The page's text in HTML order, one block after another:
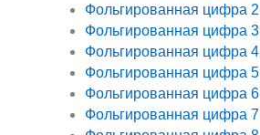
Фольгированная цифра 2
Фольгированная цифра 3
Фольгированная цифра 4
Фольгированная цифра 5
Фольгированная цифра 6
Фольгированная цифра 7